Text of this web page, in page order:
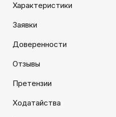
Характеристики
Заявки
Доверенности
Отзывы
Претензии
Ходатайства